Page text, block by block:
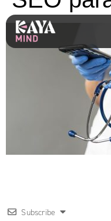
Subscribe